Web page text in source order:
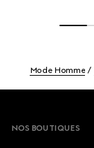
Mode Homme
NOS BOUTIQUES